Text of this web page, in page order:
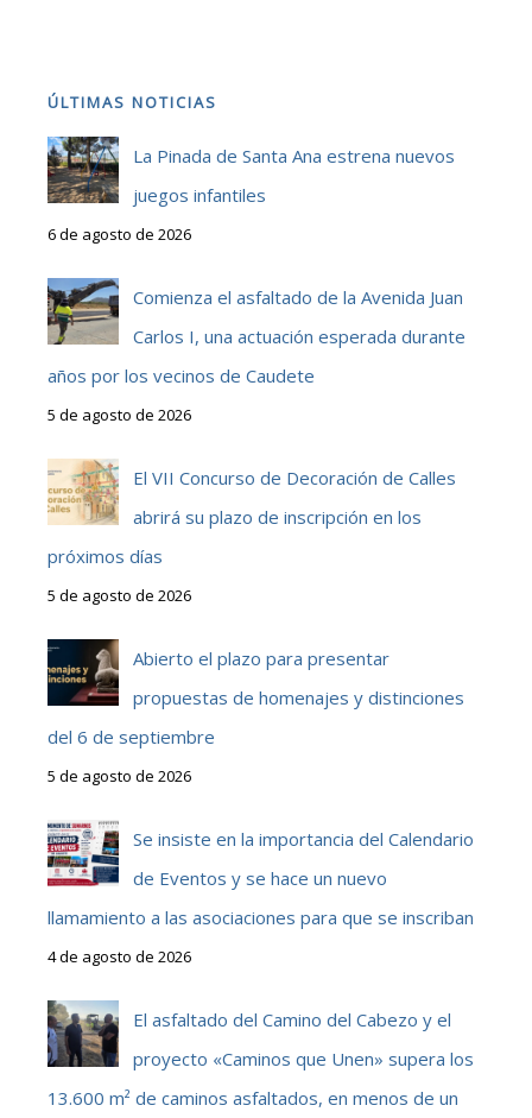
ÚLTIMAS NOTICIAS
La Pinada de Santa Ana estrena nuevos
juegos infantiles
6 de agosto de 2026
Comienza el asfaltado de la Avenida Juan
Carlos I, una actuación esperada durante
años por los vecinos de Caudete
5 de agosto de 2026
El VII Concurso de Decoración de Calles
abrirá su plazo de inscripción en los
próximos días
5 de agosto de 2026
Abierto el plazo para presentar
propuestas de homenajes y distinciones
del 6 de septiembre
5 de agosto de 2026
Se insiste en la importancia del Calendario
de Eventos y se hace un nuevo
llamamiento a las asociaciones para que se inscriban
4 de agosto de 2026
El asfaltado del Camino del Cabezo y el
proyecto «Caminos que Unen» supera los
13.600 m² de caminos asfaltados, en menos de un